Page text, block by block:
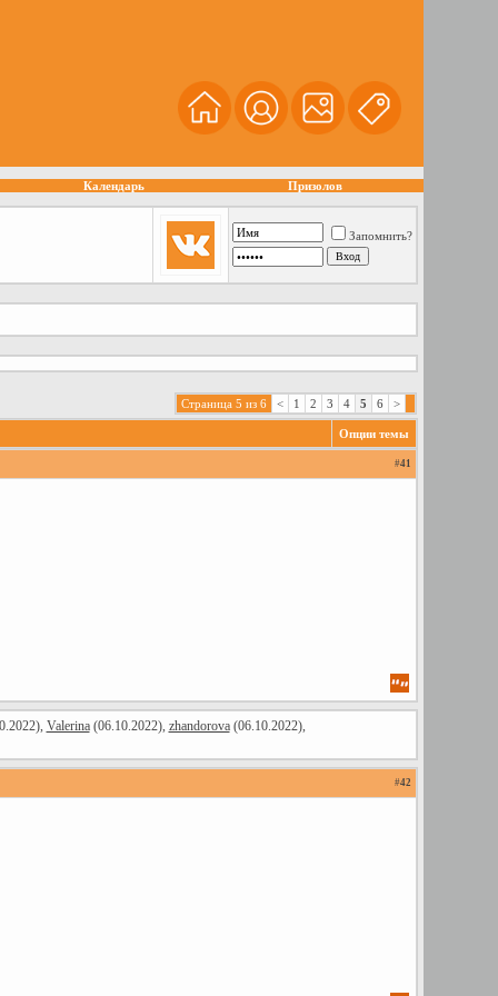
Календарь Призолов
Запомнить?
Страница 5 из 6 < 1 2 3 4 5 6 >
Опции темы
#41
Valerina(06.10.2022), zhandorova(06.10.2022),
#42